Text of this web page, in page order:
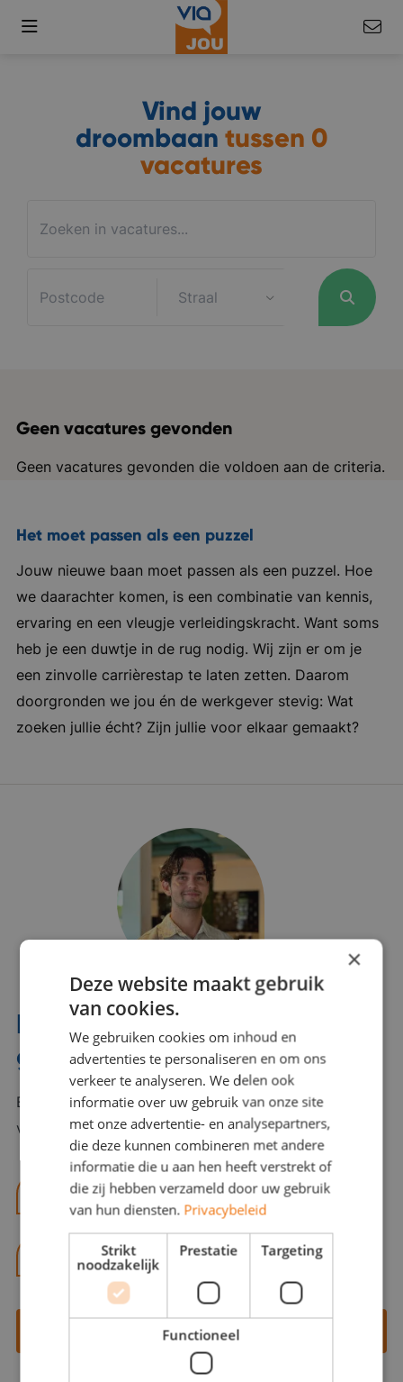
Vind jouw
droombaan tussen 0
vacatures
Geen vacatures gevonden
Geen vacatures gevonden die voldoen aan de criteria.
Het moet passen als een puzzel
Jouw nieuwe baan moet passen als een puzzel. Hoe
we daarachter komen, is een combinatie van kennis,
ervaring en een vleugje verleidingskracht. Want soms
heb je een duwtje in de rug nodig. Wij zijn er om je
een zinvolle carrièrestap te laten zetten. Daarom
doorgronden we jou én de werkgever stevig: Wat
zoeken jullie écht? Zijn jullie voor elkaar gemaakt?
Interesse? Benno helpt je
graag verder!
Bel of mail Benno met al jouw vragen. Benno staat
voor je klaar en helpt je graag!
benno@viajou.nl
06 13 28 62 71
Contact opnemen
×
Deze website maakt gebruik
van cookies.
We gebruiken cookies om inhoud en
advertenties te personaliseren en om ons
verkeer te analyseren. We delen ook
informatie over uw gebruik van onze site
met onze advertentie- en analysepartners,
die deze kunnen combineren met andere
informatie die u aan hen heeft verstrekt of
die zij hebben verzameld door uw gebruik
van hun diensten. Privacybeleid
Strikt
noodzakelijk
Prestatie Targeting
Functioneel